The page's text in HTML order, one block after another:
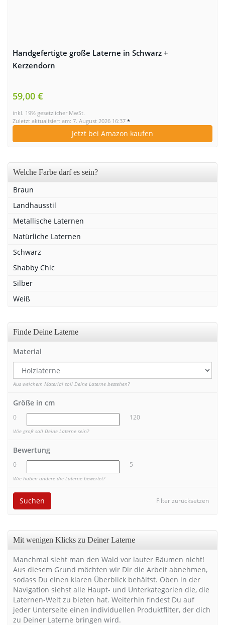
Handgefertigte große Laterne in Schwarz +
Kerzendorn
59,00 €
inkl. 19% gesetzlicher MwSt.
Zuletzt aktualisiert am: 7. August 2026 16:37 *
Jetzt bei Amazon kaufen
Welche Farbe darf es sein?
Braun
Landhausstil
Metallische Laternen
Natürliche Laternen
Schwarz
Shabby Chic
Silber
Weiß
Finde Deine Laterne
Material
Aus welchem Material soll Deine Laterne bestehen?
Größe in cm
0 120
Wie groß soll Deine Laterne sein?
Bewertung
0 5
Wie haben andere die Laterne bewertet?
Filter zurücksetzen
Suchen
Mit wenigen Klicks zu Deiner Laterne
Manchmal sieht man den Wald vor lauter Bäumen nicht!
Aus diesem Grund möchten wir Dir die Arbeit abnehmen,
sodass Du einen klaren Überblick behältst. Oben in der
Navigation siehst alle Haupt- und Unterkategorien die, die
Laternen-Welt zu bieten hat. Weiterhin findest Du auf
jeder Unterseite einen individuellen Produktfilter, der dich
zu Deiner Laterne bringen wird.